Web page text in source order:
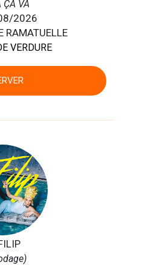
ÇA VA
2026
RAMATUELLE
VERDURE